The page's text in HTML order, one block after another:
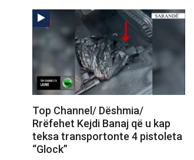
Top Channel/ Dëshmia/
Rrëfehet Kejdi Banaj që u kap
teksa transportonte 4 pistoleta
“Glock”